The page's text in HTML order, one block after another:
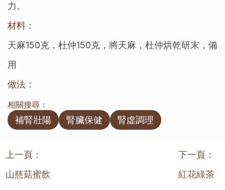
力。
材料：
天麻150克，杜仲150克，將天麻，杜仲烘乾研末，備
用
做法：
相關搜尋：
補腎壯陽 腎臟保健 腎虛調理
上一頁：
山慈菇蜜飲
下一頁：
紅花綠茶